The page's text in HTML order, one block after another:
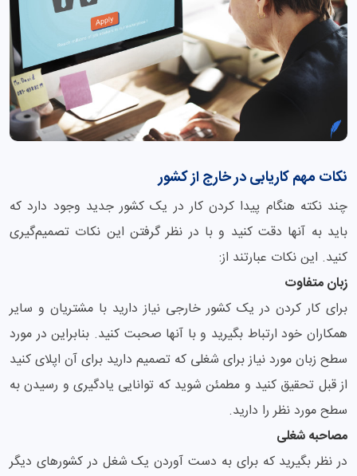
نکات مهم کاریابی در خارج از کشور
چند نکته هنگام پیدا کردن کار در یک کشور جدید وجود دارد که
باید به آنها دقت کنید و با در نظر گرفتن این نکات تصمیم‌گیری
کنید. این نکات عبارتند از:
زبان متفاوت
برای کار کردن در یک کشور خارجی نیاز دارید با مشتریان و سایر
همکاران خود ارتباط بگیرید و با آنها صحبت کنید. بنابراین در مورد
سطح زبان مورد نیاز برای شغلی که تصمیم دارید برای آن اپلای کنید
از قبل تحقیق کنید و مطمئن شوید که توانایی یادگیری و رسیدن به
سطح مورد نظر را دارید.
مصاحبه شغلی
در نظر بگیرید که برای به دست آوردن یک شغل در کشورهای دیگر